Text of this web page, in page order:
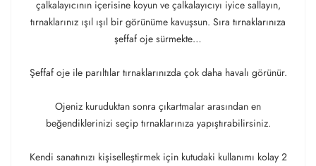
çalkalayıcının içerisine koyun ve çalkalayıcıyı iyice sallayın,
tırnaklarınız ışıl ışıl bir görünüme kavuşsun. Sıra tırnaklarınıza
şeffaf oje sürmekte…
Şeffaf oje ile parıltılar tırnaklarınızda çok daha havalı görünür.
Ojeniz kuruduktan sonra çıkartmalar arasından en
beğendiklerinizi seçip tırnaklarınıza yapıştırabilirsiniz.
Kendi sanatınızı kişiselleştirmek için kutudaki kullanımı kolay 2